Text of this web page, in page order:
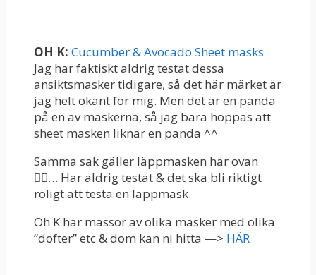
OH K: Cucumber & Avocado Sheet masks
Jag har faktiskt aldrig testat dessa
ansiktsmasker tidigare, så det här märket är
jag helt okänt för mig. Men det är en panda
på en av maskerna, så jag bara hoppas att
sheet masken liknar en panda ^^
Samma sak gäller läppmasken här ovan
👆🏻… Har aldrig testat & det ska bli riktigt
roligt att testa en läppmask.
Oh K har massor av olika masker med olika
”dofter” etc & dom kan ni hitta —> HÄR